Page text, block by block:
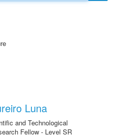
Luna
and Technological
Fellow - Level SR